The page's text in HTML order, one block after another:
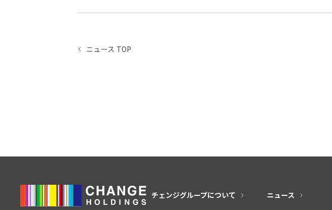
ニュース TOP
チェンジグループについて ニュース